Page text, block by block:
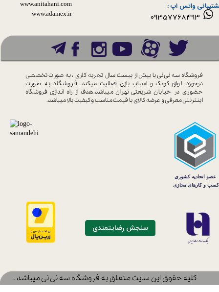
09357768493
www.anitahani.com
www.ada​​​​​​​mex.ir
فروشگاه سه نی نی با بیش از بیست سال تجربه کاری ، به صورت تخصصی
درحوزه لوازم کودک و اسباب بازی فعالیت میکند. فروشگاه به صورت
حضوری در خیابان شریعتی تهران میباشد.هدف از راه اندازی فروشگاه
اینترنتی معرفی و عرضه کالای باقیمت مناسب و کیفیت بالا میباشد.
واتس اپ :
سنجش رضایتمندی
​کلیه حقوق این سایت متعلق به فروشگاه سه نی نی میباشد .